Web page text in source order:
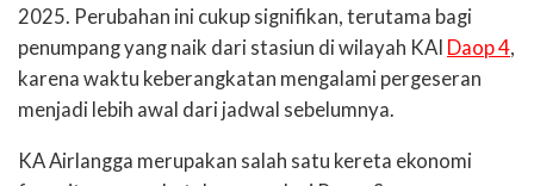
2025. Perubahan ini cukup signifikan, terutama bagi
penumpang yang naik dari stasiun di wilayah KAI Daop 4,
karena waktu keberangkatan mengalami pergeseran
menjadi lebih awal dari jadwal sebelumnya.
KA Airlangga merupakan salah satu kereta ekonomi